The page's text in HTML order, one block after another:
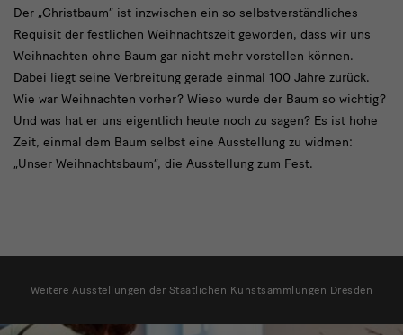
text1
Der „Christbaum“ ist inzwischen ein so selbstverständliches
Requisit der festlichen Weihnachtszeit geworden, dass wir uns
Weihnachten ohne Baum gar nicht mehr vorstellen können.
Dabei liegt seine Verbreitung gerade einmal 100 Jahre zurück.
Wie war Weihnachten vorher? Wieso wurde der Baum so wichtig?
Und was hat er uns eigentlich heute noch zu sagen? Es ist hohe
Zeit, einmal dem Baum selbst eine Ausstellung zu widmen:
„Unser Weihnachtsbaum“, die Ausstellung zum Fest.
Ausstellungen
Weitere Ausstellungen der Staatlichen Kunstsammlungen Dresden